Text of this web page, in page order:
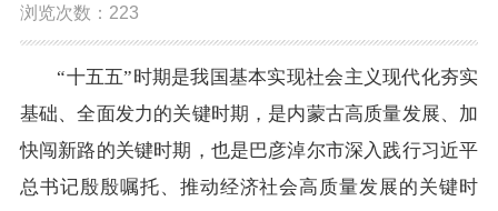
特色服务专区 惠企政策精准服务 网上中介服务超市
便民应用 便民热线 基础清单
办事大厅 内蒙古政务服务网 高效办成一件事
浏览次数：223
“十五五”时期是我国基本实现社会主义现代化夯实
基础、全面发力的关键时期，是内蒙古高质量发展、加
快闯新路的关键时期，也是巴彦淖尔市深入践行习近平
总书记殷殷嘱托、推动经济社会高质量发展的关键时